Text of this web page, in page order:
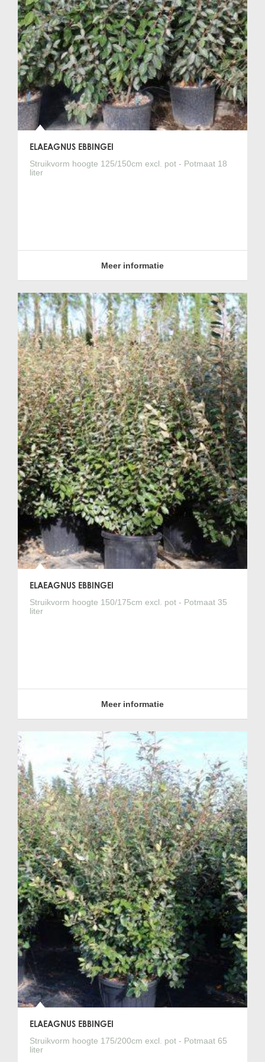
ELAEAGNUS EBBINGEI
Struikvorm hoogte 125/150cm excl. pot - Potmaat 18
liter
Meer informatie
ELAEAGNUS EBBINGEI
Struikvorm hoogte 150/175cm excl. pot - Potmaat 35
liter
Meer informatie
ELAEAGNUS EBBINGEI
Struikvorm hoogte 175/200cm excl. pot - Potmaat 65
liter